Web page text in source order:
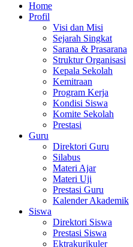
Home
Profil
Visi dan Misi
Sejarah Singkat
Sarana & Prasarana
Struktur Organisasi
Kepala Sekolah
Kemitraan
Program Kerja
Kondisi Siswa
Komite Sekolah
Prestasi
Guru
Direktori Guru
Silabus
Materi Ajar
Materi Uji
Prestasi Guru
Kalender Akademik
Siswa
Direktori Siswa
Prestasi Siswa
Ektrakurikuler